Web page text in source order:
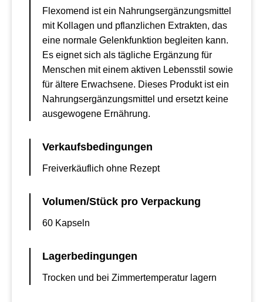
Flexomend ist ein Nahrungsergänzungsmittel
mit Kollagen und pflanzlichen Extrakten, das
eine normale Gelenkfunktion begleiten kann.
Es eignet sich als tägliche Ergänzung für
Menschen mit einem aktiven Lebensstil sowie
für ältere Erwachsene. Dieses Produkt ist ein
Nahrungsergänzungsmittel und ersetzt keine
ausgewogene Ernährung.
Verkaufsbedingungen
Freiverkäuflich ohne Rezept
Volumen/Stück pro Verpackung
60 Kapseln
Lagerbedingungen
Trocken und bei Zimmertemperatur lagern